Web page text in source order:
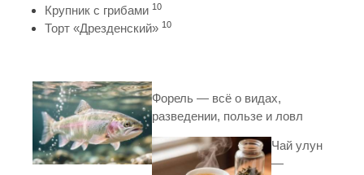
Крупник с грибами 10
Торт «Дрезденский» 10
Форель — всё о видах,
разведении, пользе и ловл
Чай улун
—